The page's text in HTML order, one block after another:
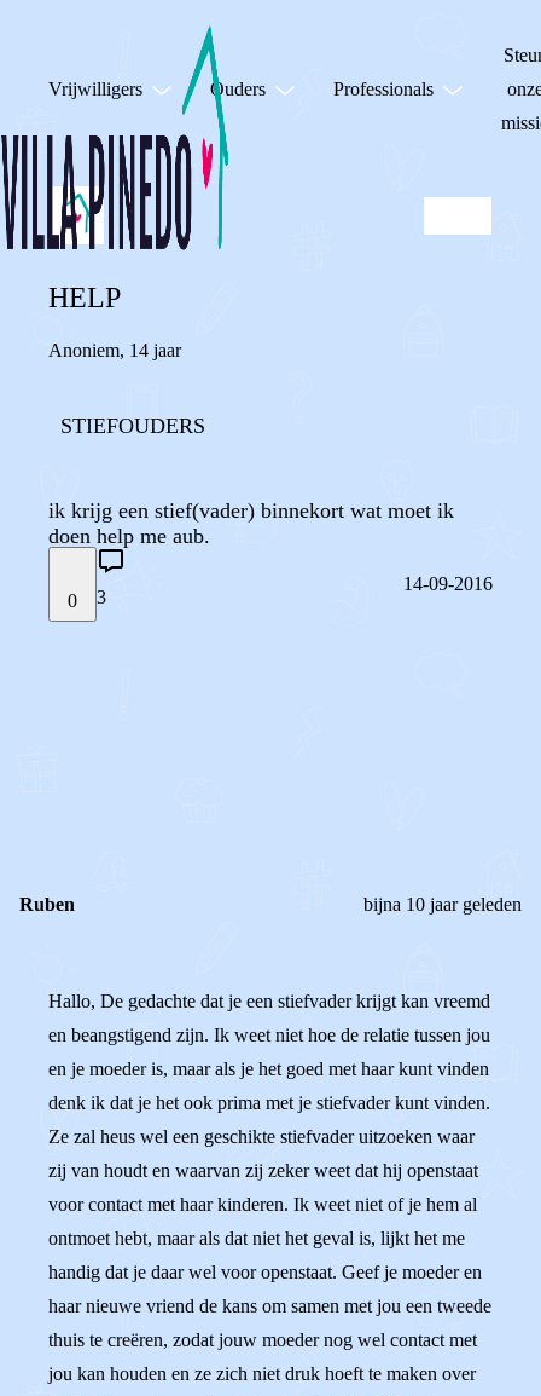
Vrijwilligers Ouders Professionals
HELP
Anoniem, 14 jaar
STIEFOUDERS
ik krijg een stief(vader) binnekort wat moet ik
doen help me aub.
0 3
14-09-2016
Ruben bijna 10 jaar geleden
Hallo, De gedachte dat je een stiefvader krijgt kan vreemd
en beangstigend zijn. Ik weet niet hoe de relatie tussen jou
en je moeder is, maar als je het goed met haar kunt vinden
denk ik dat je het ook prima met je stiefvader kunt vinden.
Ze zal heus wel een geschikte stiefvader uitzoeken waar
zij van houdt en waarvan zij zeker weet dat hij openstaat
voor contact met haar kinderen. Ik weet niet of je hem al
ontmoet hebt, maar als dat niet het geval is, lijkt het me
handig dat je daar wel voor openstaat. Geef je moeder en
haar nieuwe vriend de kans om samen met jou een tweede
thuis te creëren, zodat jouw moeder nog wel contact met
jou kan houden en ze zich niet druk hoeft te maken over